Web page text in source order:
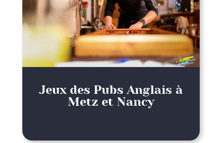
Jeux des Pubs Anglais à
Metz et Nancy